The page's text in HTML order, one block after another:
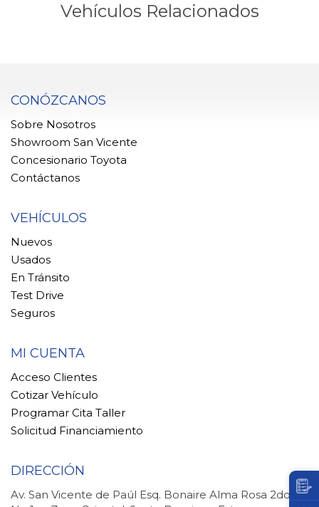
Vehículos Relacionados
CONÓZCANOS
Sobre Nosotros
Showroom San Vicente
Concesionario Toyota
Contáctanos
VEHÍCULOS
Nuevos
Usados
En Tránsito
Test Drive
Seguros
MI CUENTA
Acceso Clientes
Cotizar Vehículo
Programar Cita Taller
Solicitud Financiamiento
DIRECCIÓN
Av. San Vicente de Paúl Esq. Bonaire Alma Rosa 2do.